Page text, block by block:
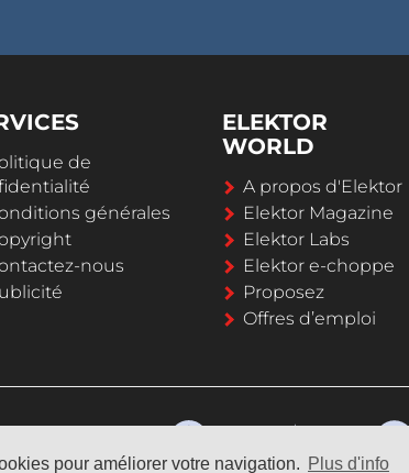
pour améliorer votre navigation. Plus d'info
de
générales
nous
ELEKTOR
WORLD
A propos d'Elektor
Elektor Magazine
Elektor Labs
Elektor e-choppe
Proposez
Offres d’emploi